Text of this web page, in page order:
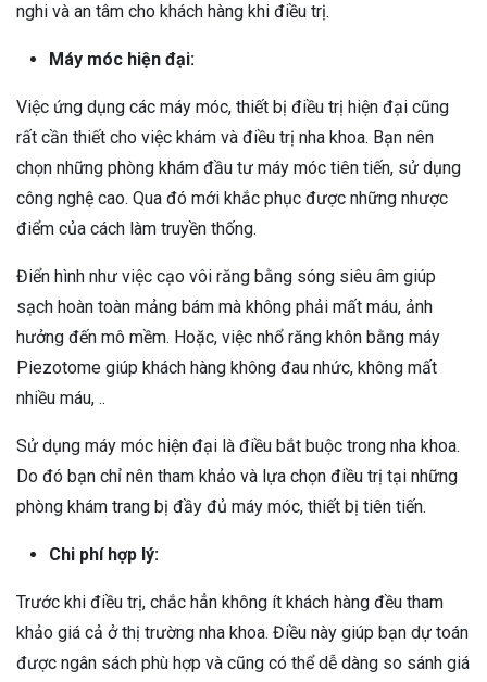
nghi và an tâm cho khách hàng khi điều trị.
Máy móc hiện đại:
Việc ứng dụng các máy móc, thiết bị điều trị hiện đại cũng
rất cần thiết cho việc khám và điều trị nha khoa. Bạn nên
chọn những phòng khám đầu tư máy móc tiên tiến, sử dụng
công nghệ cao. Qua đó mới khắc phục được những nhược
điểm của cách làm truyền thống.
Điển hình như việc cạo vôi răng bằng sóng siêu âm giúp
sạch hoàn toàn mảng bám mà không phải mất máu, ảnh
hưởng đến mô mềm. Hoặc, việc nhổ răng khôn bằng máy
Piezotome giúp khách hàng không đau nhức, không mất
nhiều máu, ..
Sử dụng máy móc hiện đại là điều bắt buộc trong nha khoa.
Do đó bạn chỉ nên tham khảo và lựa chọn điều trị tại những
phòng khám trang bị đầy đủ máy móc, thiết bị tiên tiến.
Chi phí hợp lý:
Trước khi điều trị, chắc hẳn không ít khách hàng đều tham
khảo giá cả ở thị trường nha khoa. Điều này giúp bạn dự toán
được ngân sách phù hợp và cũng có thể dễ dàng so sánh giá